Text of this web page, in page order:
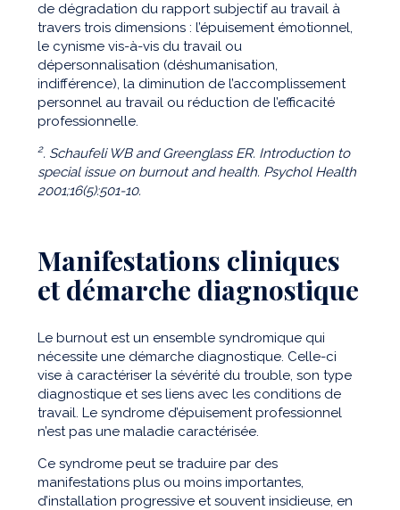
de dégradation du rapport subjectif au travail à
travers trois dimensions : l’épuisement émotionnel,
le cynisme vis-à-vis du travail ou
dépersonnalisation (déshumanisation,
indifférence), la diminution de l’accomplissement
personnel au travail ou réduction de l’efficacité
professionnelle.
2. Schaufeli WB and Greenglass ER. Introduction to
special issue on burnout and health. Psychol Health
2001;16(5):501-10.
Manifestations cliniques
et démarche diagnostique
Le burnout est un ensemble syndromique qui
nécessite une démarche diagnostique. Celle-ci
vise à caractériser la sévérité du trouble, son type
diagnostique et ses liens avec les conditions de
travail. Le syndrome d’épuisement professionnel
n’est pas une maladie caractérisée.
Ce syndrome peut se traduire par des
manifestations plus ou moins importantes,
d’installation progressive et souvent insidieuse, en